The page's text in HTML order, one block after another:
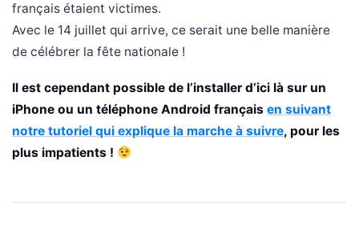
français étaient victimes.
Avec le 14 juillet qui arrive, ce serait une belle manière
de célébrer la fête nationale !
Il est cependant possible de l’installer d’ici là sur un
iPhone ou un téléphone Android français en suivant
notre tutoriel qui explique la marche à suivre, pour les
plus impatients !